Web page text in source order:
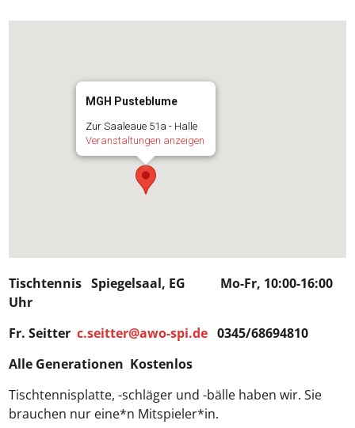
MGH Pusteblume
Zur Saaleaue 51a - Halle
Veranstaltungen anzeigen
Tischtennis Spiegelsaal, EG Mo-Fr, 10:00-16:00
Uhr
Fr. Seitterc.seitter@awo-spi.de 0345/68694810
Alle Generationen Kostenlos
Tischtennisplatte, -schläger und -bälle haben wir. Sie
brauchen nur eine*n Mitspieler*in.